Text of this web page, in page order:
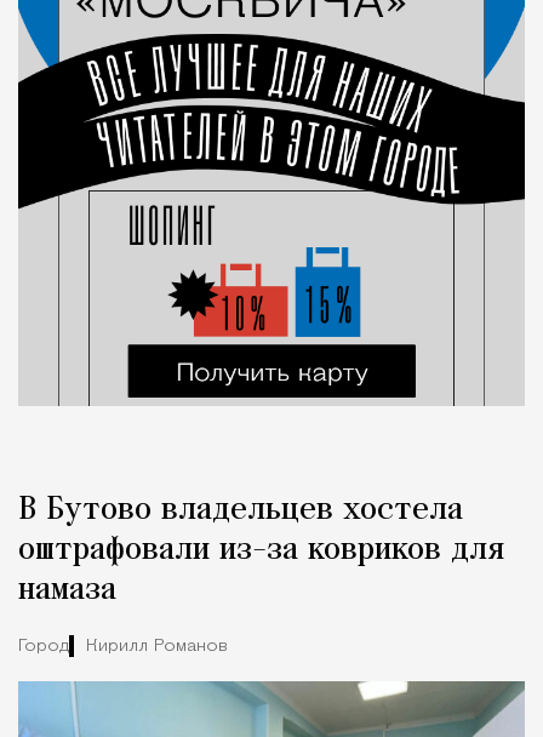
В Бутово владельцев хостела
оштрафовали из-за ковриков для
намаза
Город Кирилл Романов